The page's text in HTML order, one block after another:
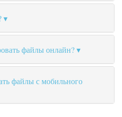
файлы онлайн?
файлы с мобильного